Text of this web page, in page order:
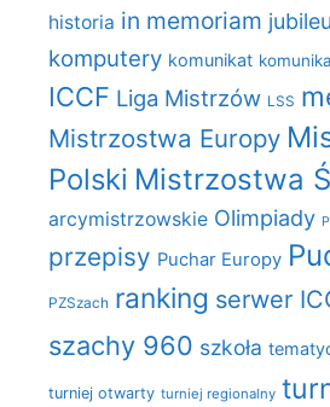
historia in memoriam
komputery komunikat
ICCF Liga Mistrzów LSS
Mistrzostwa Europy
Polski Mistrzostwa
arcymistrzowskie Olimpiady
przepisy Puchar Europy
PZSzach ranking serwer
szachy 960 szkoła
turniej otwarty turniej regionalny